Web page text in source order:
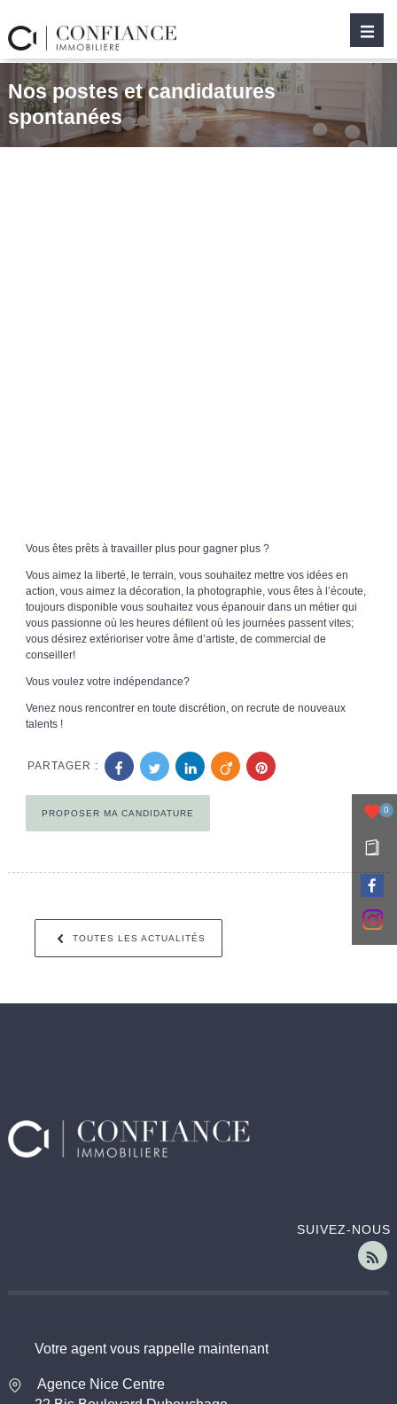
0
Nos postes et candidatures
spontanées
Vous êtes prêts à travailler plus pour gagner plus ?
Vous aimez la liberté, le terrain, vous souhaitez mettre vos idées en
action, vous aimez la décoration, la photographie, vous êtes à l’écoute,
toujours disponible vous souhaitez vous épanouir dans un métier qui
vous passionne où les heures défilent où les journées passent vites;
vous désirez extérioriser votre âme d’artiste, de commercial de
conseiller!
Vous voulez votre indépendance?
Venez nous rencontrer en toute discrétion, on recrute de nouveaux
talents !
PARTAGER :
PROPOSER MA CANDIDATURE
TOUTES LES ACTUALITÉS
SUIVEZ-NOUS
Votre agent vous rappelle maintenant
Agence Nice Centre